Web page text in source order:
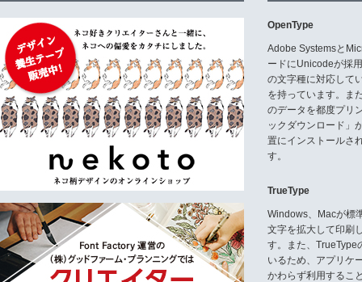
OpenType
Adobe Systemsと
ードにUnicodeが採
の文字種に対応して
を持っています。ま
のデータを都度プリ
ックダウンロード」
置にインストールさ
す。
TrueType
Windows、Macが標
文字を拡大して印刷
す。また、TrueType
いるため、アプリケ
かわらず利用するこ